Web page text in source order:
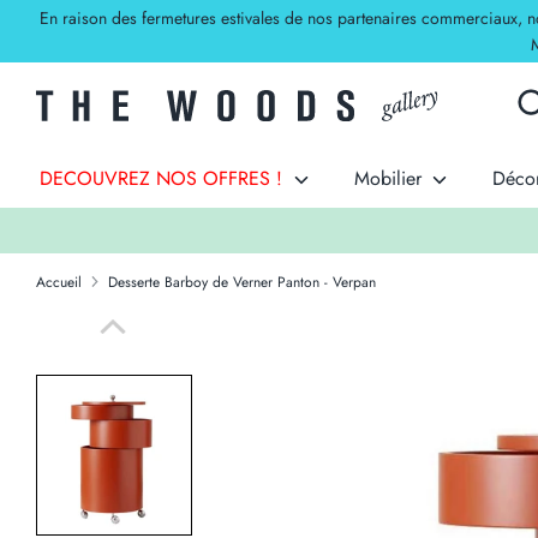
PasserEn raison des fermetures estivales de nos partenaires
DECOUVREZ NOS OFFRES ! Mobilier
Accueil Desserte Barboy de Verner Panton - Verpan